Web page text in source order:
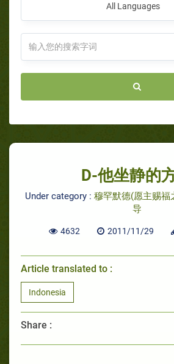
All Languages
D-他坐静的
Under category : 穆罕默德(愿主赐福
导
4632 2011/11/29
Article translated to :
Indonesia
Share :